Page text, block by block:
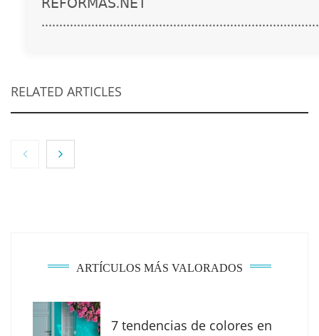
RELATED ARTICLES
NOVA: innovación y diseño que transforman
espacios de la mano de Tormo Franquicias
ARTÍCULOS MÁS VALORADOS
7 tendencias de colores en